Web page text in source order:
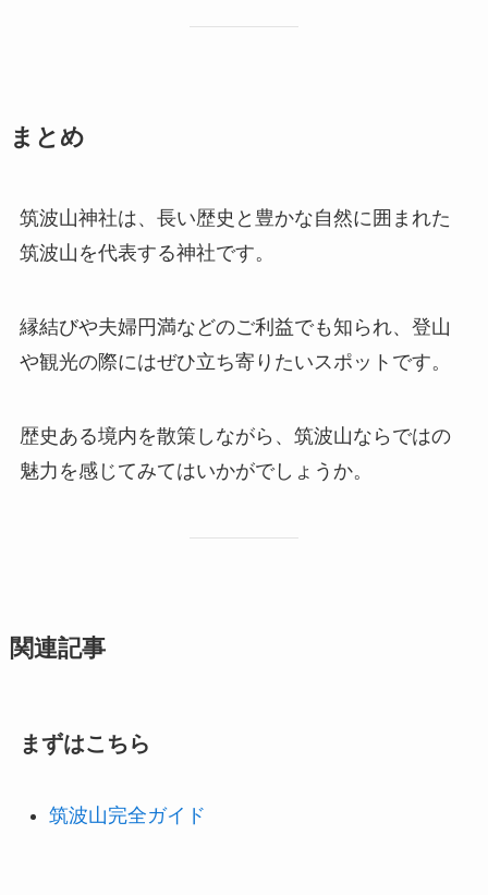
まとめ
筑波山神社は、長い歴史と豊かな自然に囲まれた
筑波山を代表する神社です。
縁結びや夫婦円満などのご利益でも知られ、登山
や観光の際にはぜひ立ち寄りたいスポットです。
歴史ある境内を散策しながら、筑波山ならではの
魅力を感じてみてはいかがでしょうか。
関連記事
まずはこちら
筑波山完全ガイド